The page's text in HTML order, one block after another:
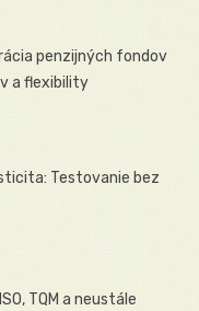
penzijných fondov
a flexibility
Testovanie bez
TQM a neustále